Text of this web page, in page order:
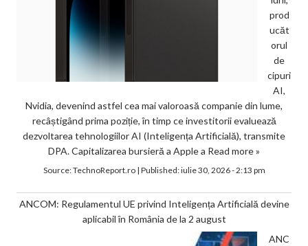
prod
ucăt
orul
de
cipuri
AI,
Nvidia, devenind astfel cea mai valoroasă companie din lume,
recâștigând prima poziție, în timp ce investitorii evaluează
dezvoltarea tehnologiilor AI (Inteligența Artificială), transmite
DPA. Capitalizarea bursieră a Apple a Read more »
Source:TechnoReport.ro| Published:iulie 30, 2026 - 2:13 pm
ANCOM: Regulamentul UE privind Inteligența Artificială devine
aplicabil în România de la 2 august
ANC